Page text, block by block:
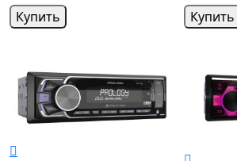
Купить Купить